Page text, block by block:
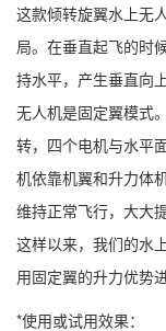
这款倾转旋翼水上无
局。在垂直起飞的时
持水平，产生垂直向
无人机是固定翼模式
转，四个电机与水平
机依靠机翼和升力体
维持正常飞行，大大
这样以来，我们的水
用固定翼的升力优势
*使用或试用效果：